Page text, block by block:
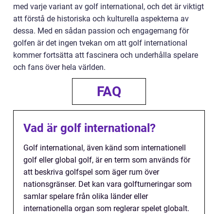
med varje variant av golf international, och det är viktigt
att förstå de historiska och kulturella aspekterna av
dessa. Med en sådan passion och engagemang för
golfen är det ingen tvekan om att golf international
kommer fortsätta att fascinera och underhålla spelare
och fans över hela världen.
FAQ
Vad är golf international?
Golf international, även känd som internationell
golf eller global golf, är en term som används för
att beskriva golfspel som äger rum över
nationsgränser. Det kan vara golfturneringar som
samlar spelare från olika länder eller
internationella organ som reglerar spelet globalt.